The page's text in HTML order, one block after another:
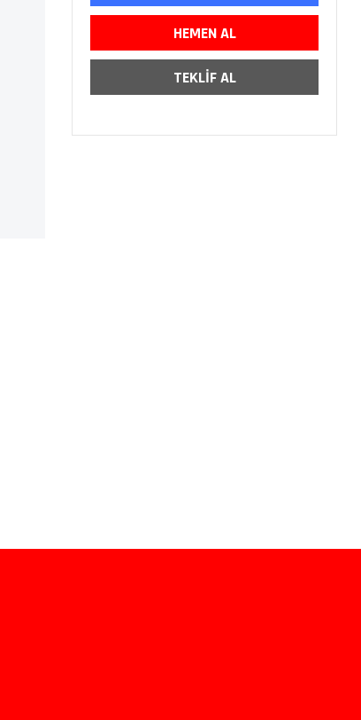
HEMEN AL
TEKLİF AL